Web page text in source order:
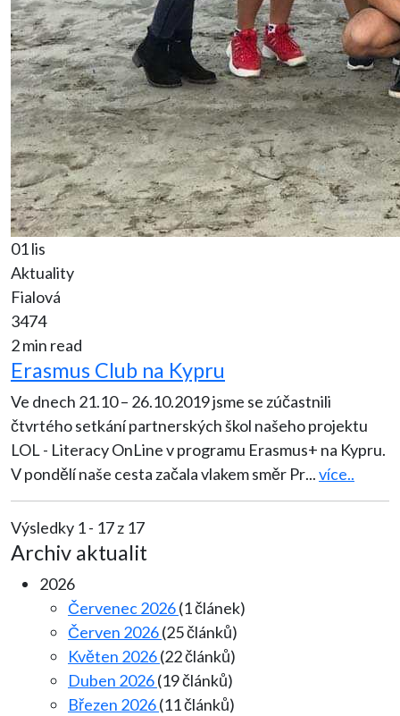
01 lis
Aktuality
Fialová
3474
2 min read
Erasmus Club na Kypru
Ve dnech 21.10 – 26.10.2019 jsme se zúčastnili
čtvrtého setkání partnerských škol našeho projektu
LOL - Literacy OnLine v programu Erasmus+ na Kypru.
V pondělí naše cesta začala vlakem směr Pr...více..
Výsledky 1 - 17 z 17
Archiv aktualit
2026
Červenec 2026(1 článek)
Červen 2026(25 článků)
Květen 2026(22 článků)
Duben 2026(19 článků)
Březen 2026(11 článků)